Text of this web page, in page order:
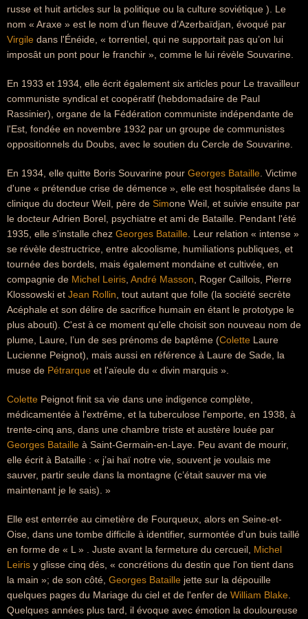
russe et huit articles sur la politique ou la culture soviétique ). Le
nom « Araxe » est le nom d’un fleuve d’Azerbaïdjan, évoqué par
Virgile dans l'Énéide, « torrentiel, qui ne supportait pas qu’on lui
imposât un pont pour le franchir », comme le lui révèle Souvarine.
En 1933 et 1934, elle écrit également six articles pour Le travailleur
communiste syndical et coopératif (hebdomadaire de Paul
Rassinier), organe de la Fédération communiste indépendante de
l'Est, fondée en novembre 1932 par un groupe de communistes
oppositionnels du Doubs, avec le soutien du Cercle de Souvarine.
En 1934, elle quitte Boris Souvarine pour Georges Bataille . Victime
d'une « prétendue crise de démence », elle est hospitalisée dans la
clinique du docteur Weil, père de Simone Weil, et suivie ensuite par
le docteur Adrien Borel, psychiatre et ami de Bataille. Pendant l'été
1935, elle s'installe chez Georges Bataille . Leur relation « intense »
se révèle destructrice, entre alcoolisme, humiliations publiques, et
tournée des bordels, mais également mondaine et cultivée, en
compagnie de Michel Leiris André Masson , Roger Caillois, Pierre
Klossowski et Jean Rollin , tout autant que folle (la société secrète
Acéphale et son délire de sacrifice humain en étant le prototype le
plus abouti). C'est à ce moment qu'elle choisit son nouveau nom de
plume, Laure, l’un de ses prénoms de baptême (Colette Laure
Lucienne Peignot), mais aussi en référence à Laure de Sade, la
muse de Pétrarque et l'aïeule du « divin marquis ».
Colette Peignot finit sa vie dans une indigence complète,
médicamentée à l'extrême, et la tuberculose l'emporte, en 1938, à
trente-cinq ans, dans une chambre triste et austère louée par
Georges Bataille à Saint-Germain-en-Laye. Peu avant de mourir,
elle écrit à Bataille : « j’ai haï notre vie, souvent je voulais me
sauver, partir seule dans la montagne (c’était sauver ma vie
maintenant je le sais). »
Elle est enterrée au cimetière de Fourqueux, alors en Seine-et-
Oise, dans une tombe difficile à identifier, surmontée d'un buis taillé
en forme de « L » . Juste avant la fermeture du cercueil, Michel
Leiris y glisse cinq dés, « concrétions du destin que l'on tient dans
la main »; de son côté, Georges Bataille jette sur la dépouille
quelques pages du Mariage du ciel et de l'enfer de William Blake
Quelques années plus tard, il évoque avec émotion la douloureuse